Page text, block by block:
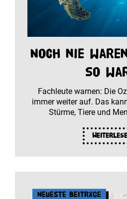
Noch nie
so
Fachleute warnen: Die
immer weiter auf. Das
Stürme, Tiere und
Neueste Beiträge